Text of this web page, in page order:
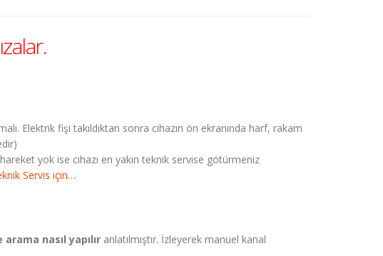
Elektrik fişi takıldıktan sonra cihazın ön ekranında harf, rakam
yok ise cihazı en yakın teknik servise götürmeniz
Servis için…
arama nasıl yapılır anlatılmıştır. İzleyerek manuel kanal